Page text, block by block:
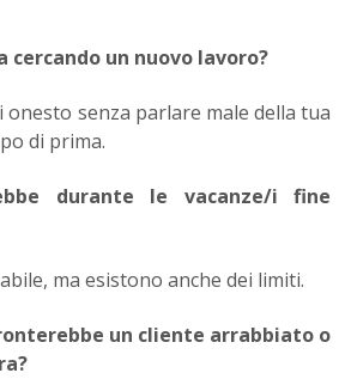
cercando un nuovo lavoro?
onesto senza parlare male della tua
di prima.
durante le vacanze/i fine
ma esistono anche dei limiti.
un cliente arrabbiato o
?